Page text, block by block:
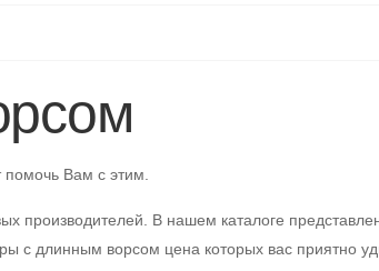
Вам с этим.
В нашем каталоге
с длинным ворсом цена которых вас приятно